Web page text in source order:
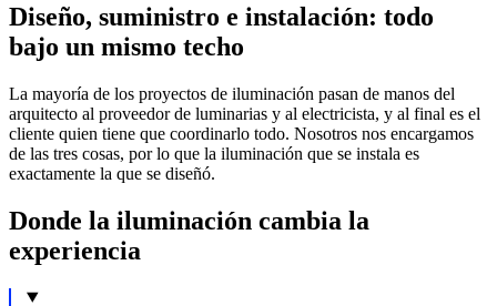
Diseño, suministro e instalación: todo
bajo un mismo techo
La mayoría de los proyectos de iluminación pasan de manos del
arquitecto al proveedor de luminarias y al electricista, y al final es el
cliente quien tiene que coordinarlo todo. Nosotros nos encargamos
de las tres cosas, por lo que la iluminación que se instala es
exactamente la que se diseñó.
Donde la iluminación cambia la
experiencia